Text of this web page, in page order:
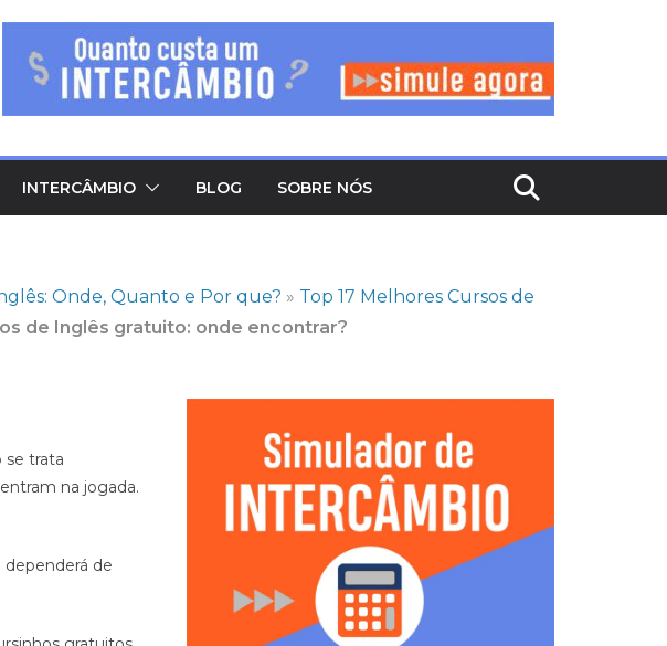
INTERCÂMBIO BLOG SOBRE NÓS
Onde, Quanto e Por que? » Top 17 Melhores Cursos de
de Inglês gratuito: onde encontrar?
se trata
na jogada.
de